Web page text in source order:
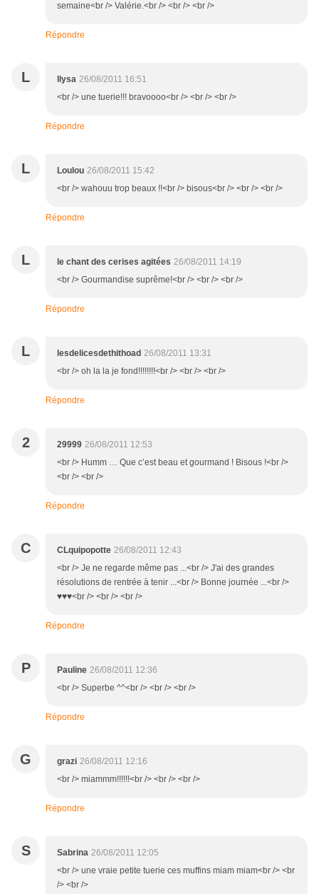
semaine<br /> Valérie.<br /> <br /> <br />
Répondre
L llysa 26/08/2011 16:51
<br /> une tuerie!!! bravoooo<br /> <br /> <br />
Répondre
L Loulou 26/08/2011 15:42
<br /> wahouu trop beaux !!<br /> bisous<br /> <br /> <br />
Répondre
L le chant des cerises agitées 26/08/2011 14:19
<br /> Gourmandise suprême!<br /> <br /> <br />
Répondre
L lesdelicesdethithoad 26/08/2011 13:31
<br /> oh la la je fond!!!!!!!!<br /> <br /> <br />
Répondre
2 29999 26/08/2011 12:53
<br /> Humm … Que c’est beau et gourmand ! Bisous !<br />
<br /> <br />
Répondre
C CLquipopotte 26/08/2011 12:43
<br /> Je ne regarde même pas ...<br /> J'ai des grandes
résolutions de rentrée à tenir ...<br /> Bonne journée ...<br />
♥♥♥<br /> <br /> <br />
Répondre
P Pauline 26/08/2011 12:36
<br /> Superbe ^^<br /> <br /> <br />
Répondre
G grazi 26/08/2011 12:16
<br /> miammm!!!!!!<br /> <br /> <br />
Répondre
S Sabrina 26/08/2011 12:05
<br /> une vraie petite tuerie ces muffins miam miam<br /> <br
/> <br />